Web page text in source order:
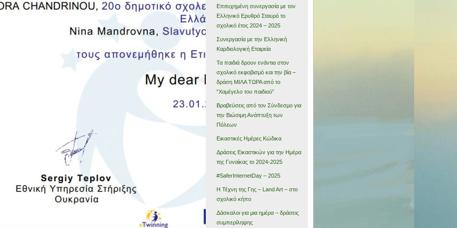
Επιτυχημένη συνεργασία με τον
Ελληνικό Ερυθρό Σταυρό το
σχολικό έτος 2024 – 2025
Συνεργασία με την Ελληνική
Καρδιολογική Εταιρεία
Τα παιδιά δρουν ενάντια στον
σχολικό εκφοβισμό και την βία –
δράση ΜΙΛΑ ΤΩΡΑ από το
“Χαμέγελο του παιδιού”
Βραβεύσεις από τον Σύνδεσμο για
την Βιώσιμη Ανάπτυξη των
Πόλεων
Εικαστικές Ημέρες Κώδικα
Δράσεις Εικαστικών για την Ημέρα
της Γυναίκας το 2024-2025
#SaferInternetDay – 2025
Η Τέχνη της Γης – Land Art – στο
σχολικό κήπο
Δάσκαλοι για μια ημέρα – δράσεις
συμπερίληψης